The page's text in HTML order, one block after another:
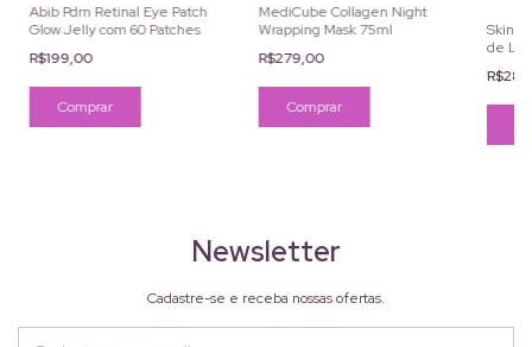
Abib Pdrn Retinal Eye Patch
Glow Jelly com 60 Patches
R$199,00
MediCube Collagen Night
Wrapping Mask 75ml
R$279,00
de
Newsletter
Cadastre-se e receba nossas ofertas.